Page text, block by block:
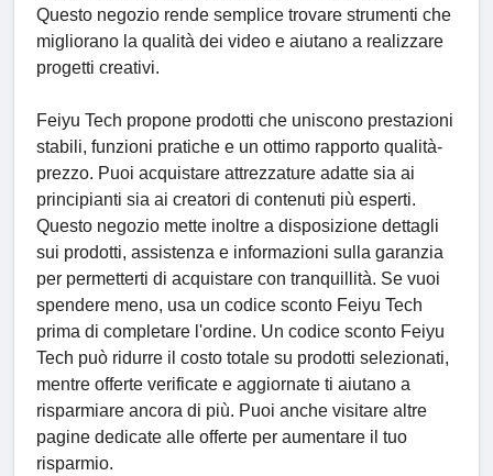
Questo negozio rende semplice trovare strumenti che
migliorano la qualità dei video e aiutano a realizzare
progetti creativi.
Feiyu Tech propone prodotti che uniscono prestazioni
stabili, funzioni pratiche e un ottimo rapporto qualità-
prezzo. Puoi acquistare attrezzature adatte sia ai
principianti sia ai creatori di contenuti più esperti.
Questo negozio mette inoltre a disposizione dettagli
sui prodotti, assistenza e informazioni sulla garanzia
per permetterti di acquistare con tranquillità. Se vuoi
spendere meno, usa un codice sconto Feiyu Tech
prima di completare l'ordine. Un codice sconto Feiyu
Tech può ridurre il costo totale su prodotti selezionati,
mentre offerte verificate e aggiornate ti aiutano a
risparmiare ancora di più. Puoi anche visitare altre
pagine dedicate alle offerte per aumentare il tuo
risparmio.